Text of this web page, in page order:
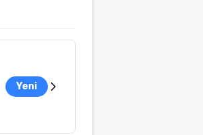
Yeni